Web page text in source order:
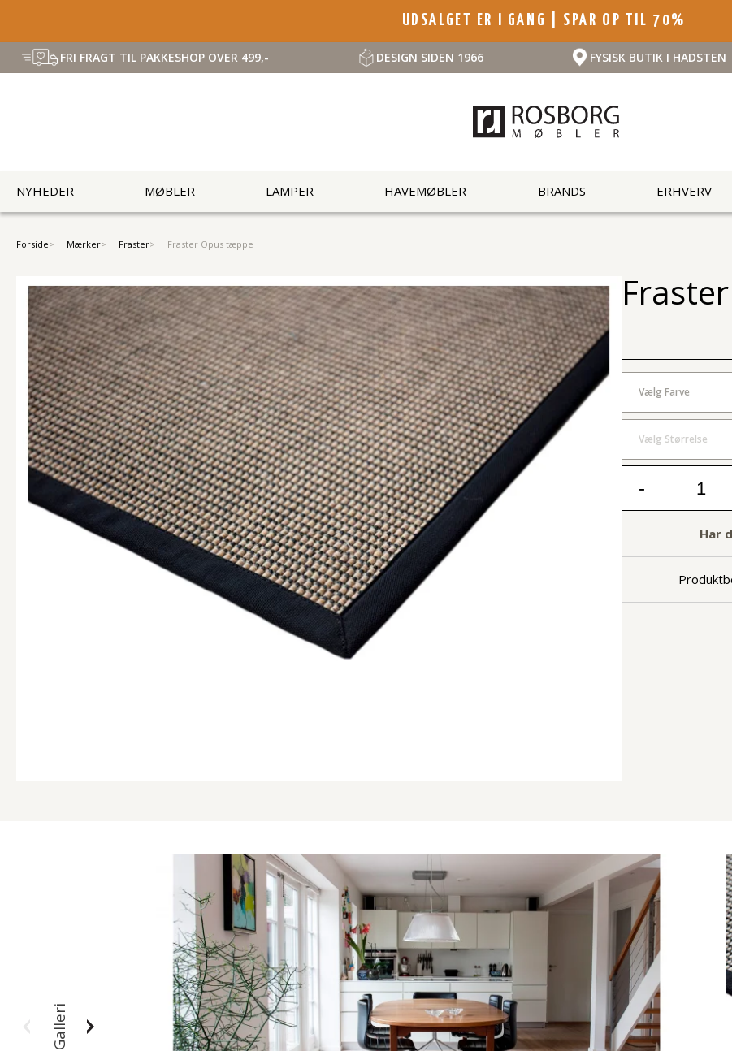
UDSALGET ER I GANG | SPAR OP TIL 70%
FRI FRAGT TIL PAKKESHOP OVER 499,- DESIGN SIDEN 1966 FYSISK BUTIK I HADSTEN
NYHEDER MØBLER LAMPER HAVEMØBLER BRANDS ERHVERV
Forside Mærker Fraster Fraster Opus tæppe
Vælg Farve
Vælg Størrelse
-
Har
Galleri